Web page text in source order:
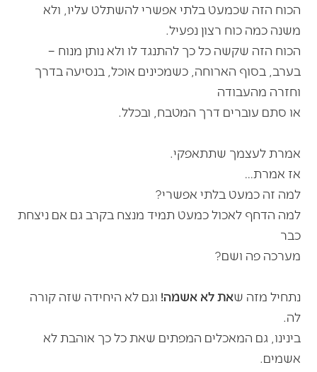
הכוח הזה שכמעט בלתי אפשרי להשתלט עליו, ולא
משנה כמה כוח רצון נפעיל.
הכוח הזה שקשה כל כך להתנגד לו ולא נותן מנוח –
בערב, בסוף הארוחה, כשמכינים אוכל, בנסיעה בדרך
וחזרה מהעבודה
או סתם עוברים דרך המטבח, ובכלל.
אמרת לעצמך שתתאפקי.
אז אמרת…
למה זה כמעט בלתי אפשרי?
למה הדחף לאכולכמעט תמיד מנצח בקרב גם אם ניצחת
כבר
מערכה פה ושם?
נתחיל מזה שאת לא אשמה! וגם לא היחידה שזה קורה
לה.
בינינו, גם המאכלים המפתים שאת כל כך אוהבת לא
אשמים.